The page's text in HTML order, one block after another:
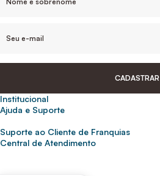
CADASTRAR
Institucional
Sobre nós
Para empresas
Ajuda e Suporte
Frete e entrega
Suporte ao Cliente de Franquias
2ª Via de Boletos - Crédito ABC
Central de Atendimento